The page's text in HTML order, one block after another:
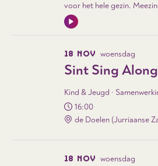
voor het hele gezin.
18 NOV woensdag
Sint Sing Along
Kind & Jeugd ·
16:00
de Doelen (Jurriaanse
18 NOV woensdag